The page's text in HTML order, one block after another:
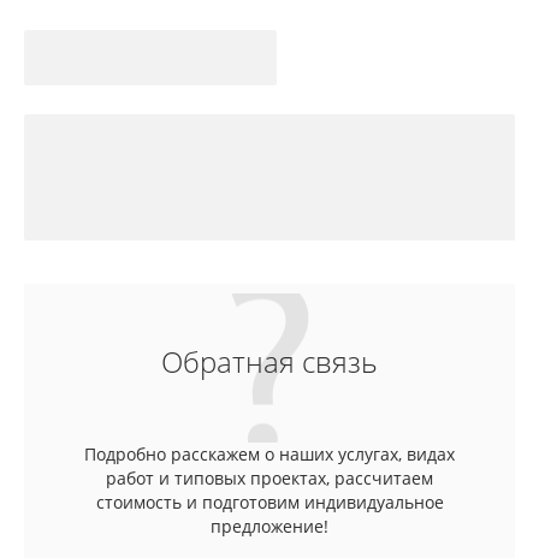
Обратная связь
Подробно расскажем о наших услугах, видах
работ и типовых проектах, рассчитаем
стоимость и подготовим индивидуальное
предложение!